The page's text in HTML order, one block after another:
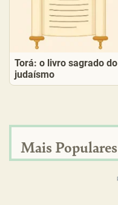
Torá: o livro sagrado do
judaísmo
Mais Populares